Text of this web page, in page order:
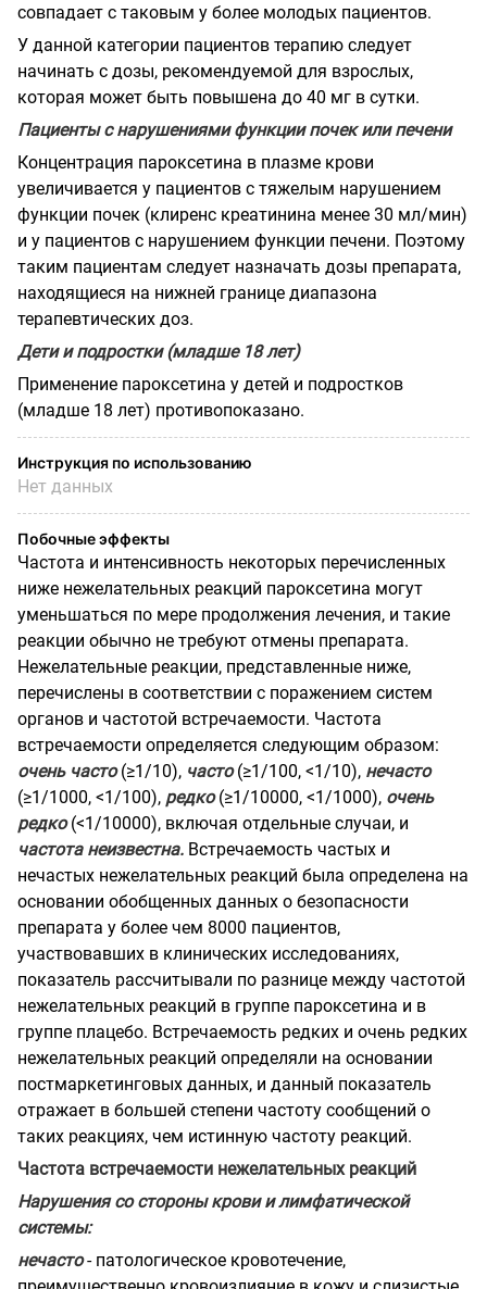
совпадает с таковым у более молодых пациентов.
У данной категории пациентов терапию следует
начинать с дозы, рекомендуемой для взрослых,
которая может быть повышена до 40 мг в сутки.
Пациенты с нарушениями функции почек или печени
Концентрация пароксетина в плазме крови
увеличивается у пациентов с тяжелым нарушением
функции почек (клиренс креатинина менее 30 мл/мин)
и у пациентов с нарушением функции печени. Поэтому
таким пациентам следует назначать дозы препарата,
находящиеся на нижней границе диапазона
терапевтических доз.
Дети и подростки (младше 18 лет)
Применение пароксетина у детей и подростков
(младше 18 лет) противопоказано.
Инструкция по использованию
Нет данных
Побочные эффекты
Частота и интенсивность некоторых перечисленных
ниже нежелательных реакций пароксетина могут
уменьшаться по мере продолжения лечения, и такие
реакции обычно не требуют отмены препарата.
Нежелательные реакции, представленные ниже,
перечислены в соответствии с поражением систем
органов и частотой встречаемости. Частота
встречаемости определяется следующим образом:
очень часто(≥1/10), часто(≥1/100, <1/10), нечасто
(≥1/1000, <1/100), редко(≥1/10000, <1/1000), очень
редко(<1/10000), включая отдельные случаи, и
частота неизвестна. Встречаемость частых и
нечастых нежелательных реакций была определена на
основании обобщенных данных о безопасности
препарата у более чем 8000 пациентов,
участвовавших в клинических исследованиях,
показатель рассчитывали по разнице между частотой
нежелательных реакций в группе пароксетина и в
группе плацебо. Встречаемость редких и очень редких
нежелательных реакций определяли на основании
постмаркетинговых данных, и данный показатель
отражает в большей степени частоту сообщений о
таких реакциях, чем истинную частоту реакций.
Частота встречаемости нежелательных реакций
Нарушения со стороны крови и лимфатической
системы:
нечасто- патологическое кровотечение,